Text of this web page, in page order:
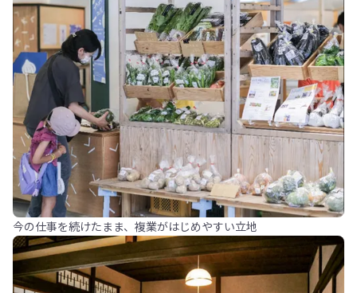
今の仕事を続けたまま、複業がはじめやすい立地